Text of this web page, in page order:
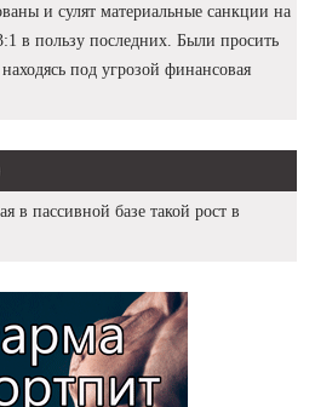
и сулят материальные санкции на
в пользу последних. Были просить
под угрозой финансовая
в пассивной базе такой рост в